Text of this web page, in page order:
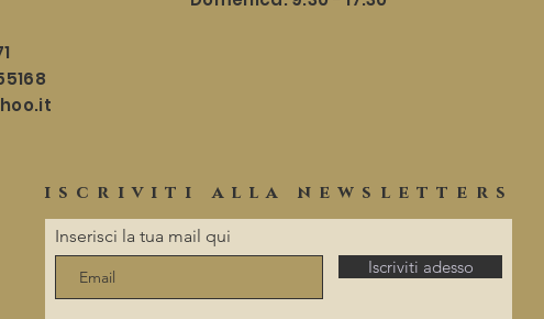
iscriviti alla newsletters
Inserisci la tua mail qui
Iscriviti adesso